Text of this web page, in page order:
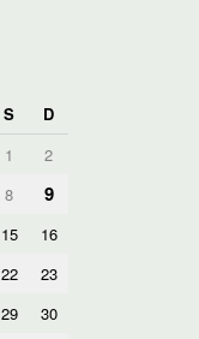
S
D
1
2
8 9
15
16
22
23
29
30